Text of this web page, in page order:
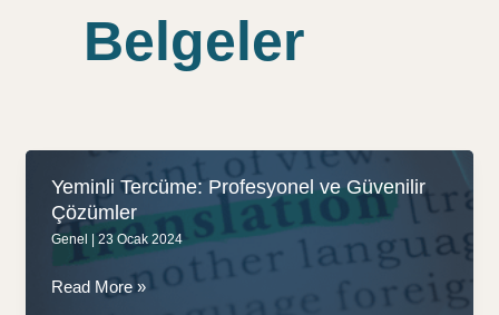
Belgeler
Yeminli Tercüme: Profesyonel ve Güvenilir
Çözümler
Genel | 23 Ocak 2024
Yeminli
Read More »